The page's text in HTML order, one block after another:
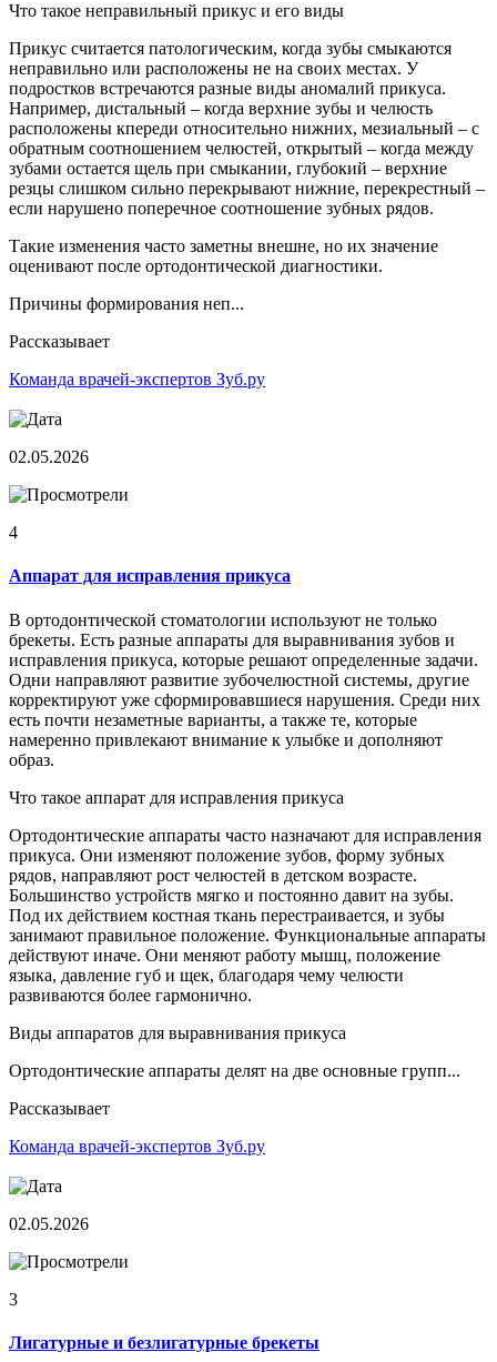
Что такое неправильный прикус и его виды
Прикус считается патологическим, когда зубы смыкаются
неправильно или расположены не на своих местах. У
подростков встречаются разные виды аномалий прикуса.
Например, дистальный – когда верхние зубы и челюсть
расположены кпереди относительно нижних, мезиальный – с
обратным соотношением челюстей, открытый – когда между
зубами остается щель при смыкании, глубокий – верхние
резцы слишком сильно перекрывают нижние, перекрестный –
если нарушено поперечное соотношение зубных рядов.
Такие изменения часто заметны внешне, но их значение
оценивают после ортодонтической диагностики.
Причины формирования неп...
Рассказывает
Команда врачей-экспертов Зуб.ру
02.05.2026
4
Аппарат для исправления прикуса
В ортодонтической стоматологии используют не только
брекеты. Есть разные аппараты для выравнивания зубов и
исправления прикуса, которые решают определенные задачи.
Одни направляют развитие зубочелюстной системы, другие
корректируют уже сформировавшиеся нарушения. Среди них
есть почти незаметные варианты, а также те, которые
намеренно привлекают внимание к улыбке и дополняют
образ.
Что такое аппарат для исправления прикуса
Ортодонтические аппараты часто назначают для исправления
прикуса. Они изменяют положение зубов, форму зубных
рядов, направляют рост челюстей в детском возрасте.
Большинство устройств мягко и постоянно давит на зубы.
Под их действием костная ткань перестраивается, и зубы
занимают правильное положение. Функциональные аппараты
действуют иначе. Они меняют работу мышц, положение
языка, давление губ и щек, благодаря чему челюсти
развиваются более гармонично.
Виды аппаратов для выравнивания прикуса
Ортодонтические аппараты делят на две основные групп...
Рассказывает
Команда врачей-экспертов Зуб.ру
02.05.2026
3
Лигатурные и безлигатурные брекеты